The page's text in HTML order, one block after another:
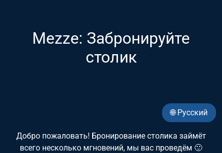
Mezze: Забронируйте
столик
🌐 Русский
Добро пожаловать! Бронирование столика займёт
всего несколько мгновений, мы вас проведём 🙂